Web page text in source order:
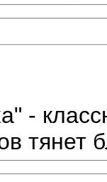
-
тянет